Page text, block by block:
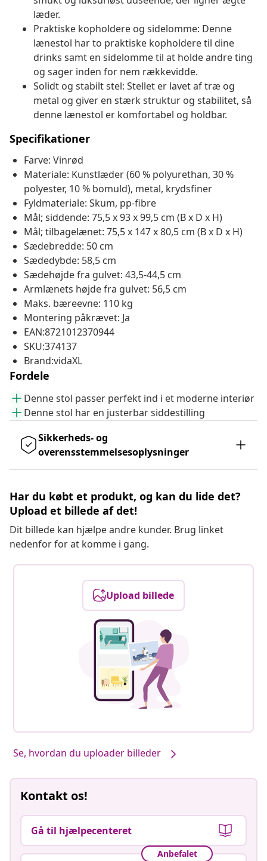
læder.
Praktiske kopholdere og sidelomme: Denne
lænestol har to praktiske kopholdere til dine
drinks samt en sidelomme til at holde andre ting
og sager inden for nem rækkevidde.
Solidt og stabilt stel: Stellet er lavet af træ og
metal og giver en stærk struktur og stabilitet, så
denne lænestol er komfortabel og holdbar.
Specifikationer
Farve: Vinrød
Materiale: Kunstlæder (60 % polyurethan, 30 %
polyester, 10 % bomuld), metal, krydsfiner
Fyldmateriale: Skum, pp-fibre
Mål; siddende: 75,5 x 93 x 99,5 cm (B x D x H)
Mål; tilbagelænet: 75,5 x 147 x 80,5 cm (B x D x H)
Sædebredde: 50 cm
Sædedybde: 58,5 cm
Sædehøjde fra gulvet: 43,5-44,5 cm
Armlænets højde fra gulvet: 56,5 cm
Maks. bæreevne: 110 kg
Montering påkrævet: Ja
EAN:8721012370944
SKU:374137
Brand:vidaXL
Fordele
Denne stol passer perfekt ind i et moderne interiør
Denne stol har en justerbar siddestilling
Sikkerheds- og
overensstemmelsesoplysninger
Har du købt et produkt, og kan du lide det?
Upload et billede af det!
Dit billede kan hjælpe andre kunder. Brug linket
nedenfor for at komme i gang.
Upload billede
Se, hvordan du uploader billeder
Kontakt os!
Gå til hjælpecenteret
Anbefalet